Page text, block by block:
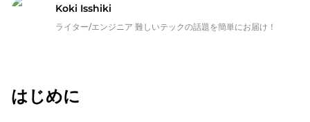
Koki Isshiki
ライター/エンジニア 難しいテックの話題を簡単にお届け！
はじめに